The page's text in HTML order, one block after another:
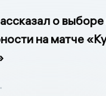
о
на матче